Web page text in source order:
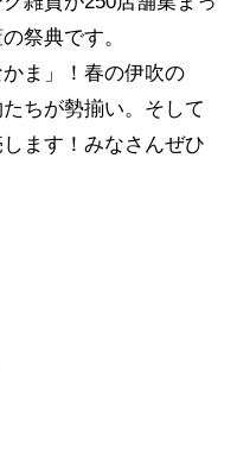
祭典です。
ま」！春の伊吹の
ちが勢揃い。そして
ます！みなさんぜひ